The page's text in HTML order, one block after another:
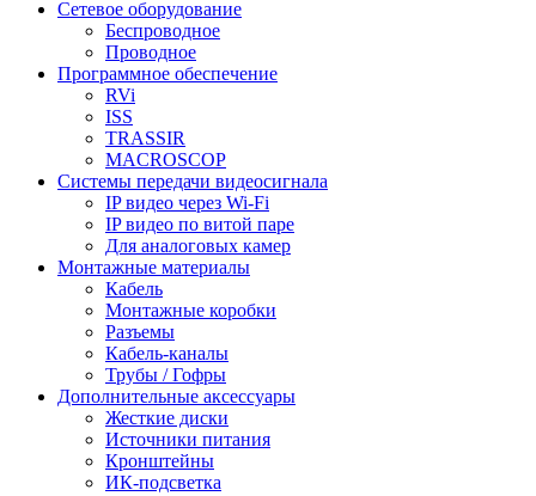
Сетевое оборудование
Беспроводное
Проводное
Программное обеспечение
RVi
ISS
TRASSIR
MACROSCOP
Системы передачи видеосигнала
IP видео через Wi-Fi
IP видео по витой паре
Для аналоговых камер
Монтажные материалы
Кабель
Монтажные коробки
Разъемы
Кабель-каналы
Трубы / Гофры
Дополнительные аксессуары
Жесткие диски
Источники питания
Кронштейны
ИК-подсветка